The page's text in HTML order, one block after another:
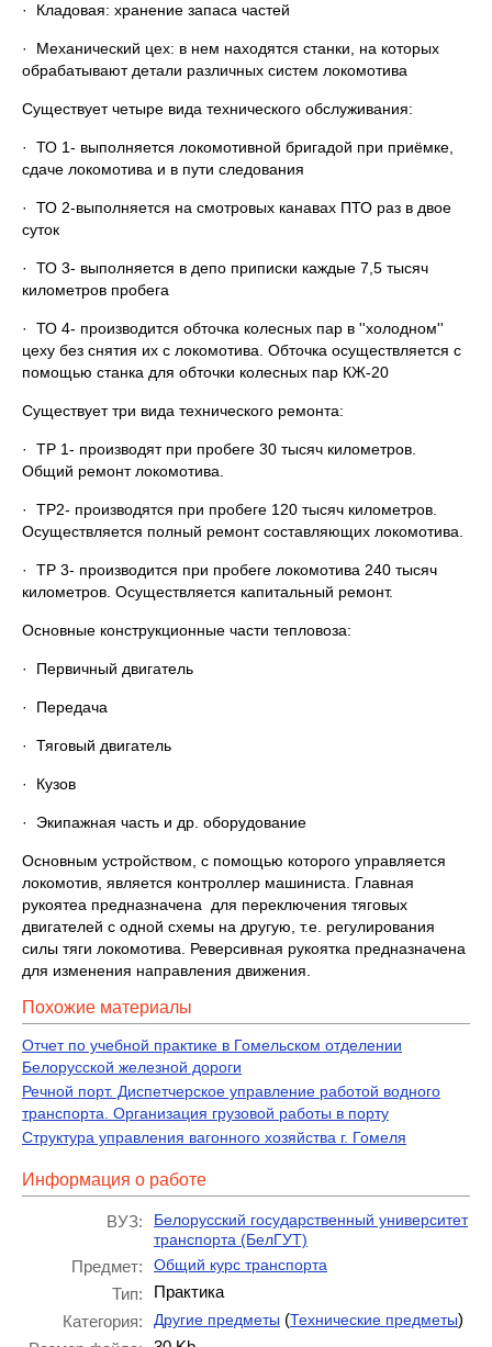
· Кладовая: хранение запаса частей
· Механический цех: в нем находятся станки, на которых
обрабатывают детали различных систем локомотива
Существует четыре вида технического обслуживания:
· ТО 1- выполняется локомотивной бригадой при приёмке,
сдаче локомотива и в пути следования
· ТО 2-выполняется на смотровых канавах ПТО раз в двое
суток
· ТО 3- выполняется в депо приписки каждые 7,5 тысяч
километров пробега
· ТО 4- производится обточка колесных пар в ''холодном''
цеху без снятия их с локомотива. Обточка осуществляется с
помощью станка для обточки колесных пар КЖ-20
Существует три вида технического ремонта:
· ТР 1- производят при пробеге 30 тысяч километров.
Общий ремонт локомотива.
· ТР2- производятся при пробеге 120 тысяч километров.
Осуществляется полный ремонт составляющих локомотива.
· ТР 3- производится при пробеге локомотива 240 тысяч
километров. Осуществляется капитальный ремонт.
Основные конструкционные части тепловоза:
· Первичный двигатель
· Передача
· Тяговый двигатель
· Кузов
· Экипажная часть и др. оборудование
Основным устройством, с помощью которого управляется
локомотив, является контроллер машиниста. Главная
рукоятеа предназначена для переключения тяговых
двигателей с одной схемы на другую, т.е. регулирования
силы тяги локомотива. Реверсивная рукоятка предназначена
для изменения направления движения.
Похожие материалы
Отчет по учебной практике в Гомельском отделении
Белорусской железной дороги
Речной порт. Диспетчерское управление работой водного
транспорта. Организация грузовой работы в порту
Структура управления вагонного хозяйства г. Гомеля
Информация о работе
ВУЗ:
Белорусский государственный университет
транспорта (БелГУТ)
Предмет: Общий курс транспорта
Тип:
Практика
Категория:
Другие предметы (Технические предметы)